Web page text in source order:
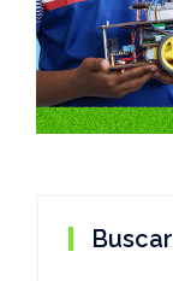
Buscar